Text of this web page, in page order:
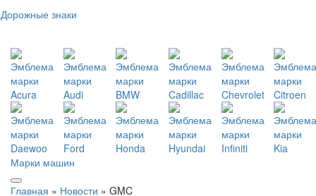
Дорожные знаки
Марки машин
Главная » Новости » GMC